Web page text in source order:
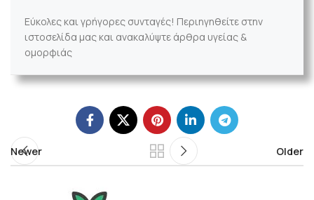
Εύκολες και γρήγορες συνταγές! Περιηγηθείτε στην
ιστοσελίδα μας και ανακαλύψτε άρθρα υγείας &
ομορφιάς
Newer Older